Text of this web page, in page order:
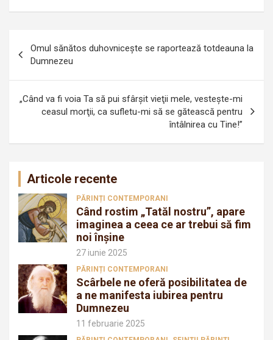
în
articole
Omul sănătos duhovniceşte se raportează totdeauna la
Dumnezeu
„Când va fi voia Ta să pui sfârşit vieţii mele, vesteşte-mi
ceasul morţii, ca sufletu-mi să se gătească pentru
întâlnirea cu Tine!”
Articole recente
PĂRINȚI CONTEMPORANI
Când rostim „Tatăl nostru”, apare
imaginea a ceea ce ar trebui să fim
noi înșine
27 iunie 2025
PĂRINȚI CONTEMPORANI
Scârbele ne oferă posibilitatea de
a ne manifesta iubirea pentru
Dumnezeu
11 februarie 2025